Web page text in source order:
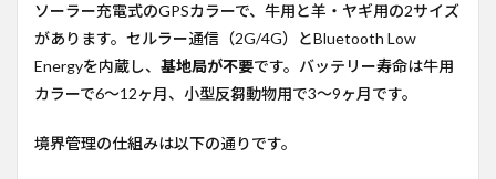
導入
事
例：
Mud
Ridge
ソーラー充電式のGPSカラーで、牛用と羊・ヤギ用の2サイズ
があります。セルラー通信（2G/4G）とBluetooth Low
Energyを内蔵し、 基地局が不要です。バッテリー寿命は牛用
カラーで6〜12ヶ月、小型反芻動物用で3〜9ヶ月です。
境界管理の仕組みは以下の通りです。